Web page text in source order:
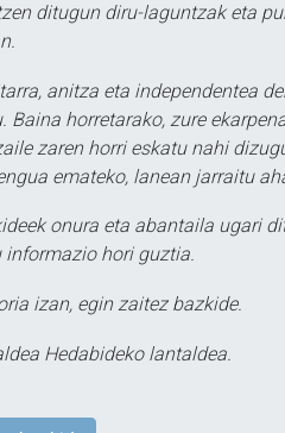
ditugun diru-laguntzak eta
anitza eta independentea
Baina horretarako, zure
zaren horri eskatu nahi
emateko, lanean jarraitu
onura eta abantaila ugari
informazio hori guztia.
izan, egin zaitez bazkide.
Hedabideko lantaldea.